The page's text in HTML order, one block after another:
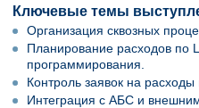
Ключевые темы
Организация сквозных
Планирование расходов по
программирования.
Контроль заявок на
Интеграция с АБС и